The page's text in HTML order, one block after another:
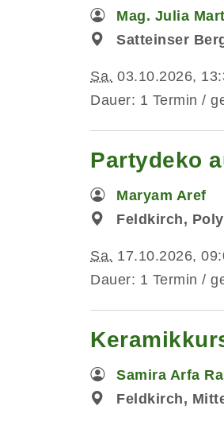
Mag. Julia
Satteinser
Sa. 03.10.2026,
Dauer: 1 Termin /
Partydeko
Maryam Aref
Feldkirch,
Sa. 17.10.2026,
Dauer: 1 Termin /
Samira Arfa
Feldkirch,